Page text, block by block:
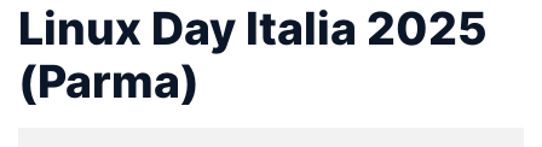
Linux Day Italia 2025
(Parma)